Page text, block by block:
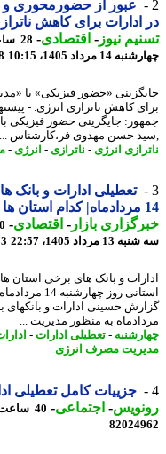
عبور از حضورمحوری و
ادارات برای کاهش ناترازی
نیوز-اقتصادی-
28
مرداد 1405، 10:15
«حضور فیزیکی» با
کاهش ناترازی انرژی. - پیشنهاد
جایگزینی حضور فیزیکی با
حسن مهدوی فر،کارشناس ...
انرژی-ناترازی - انرژی-
تعطیلی ادارات و بانک ها
بازار- اقتصادی-
مرداد 1405، 22:57
و بانک های برخی استان ها با
استانی روز چهارشنبه 14
به منظور مدیریت ...
-تعطیلی ادارات - ادارات -
مصرف انرژی
جزییات کامل تعطیلی
-اجتماعی-40 ساعت پیش - سه شنبه 13 مرداد 1405، 22:13